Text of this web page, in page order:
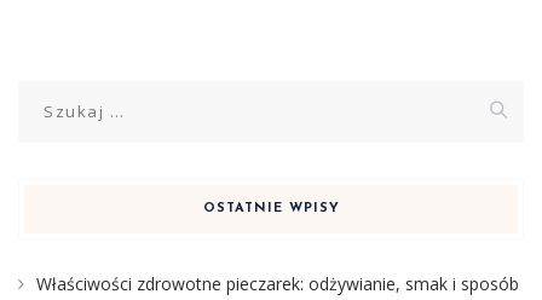
OSTATNIE WPISY
Właściwości zdrowotne pieczarek: odżywianie, smak i sposób